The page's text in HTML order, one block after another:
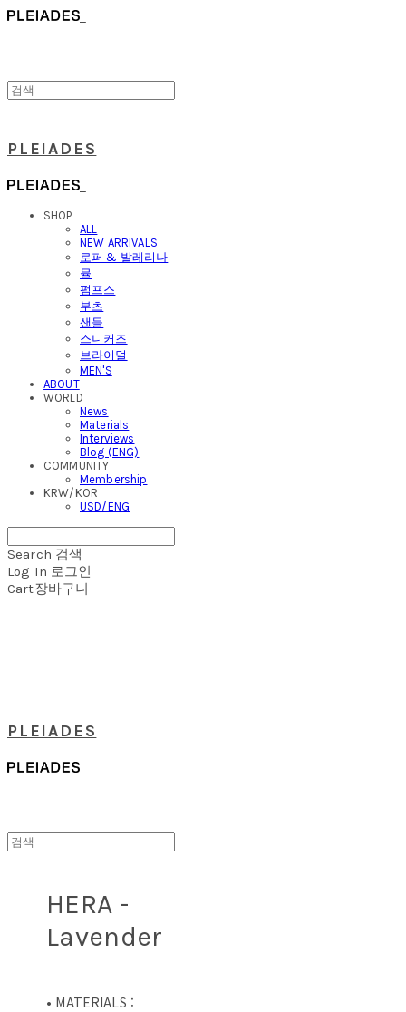
PLEIADES
SHOP
ALL
NEW ARRIVALS
로퍼 & 발레리나
뮬
펌프스
부츠
샌들
스니커즈
브라이덜
MEN'S
ABOUT
WORLD
News
Materials
Interviews
Blog (ENG)
COMMUNITY
Membership
KRW/KOR
USD/ENG
Search 검색
Log In 로그인
Cart장바구니
PLEIADES
HERA -
Lavender
• MATERIALS :